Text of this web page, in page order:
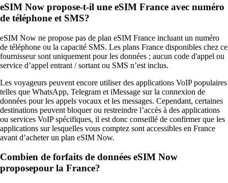
eSIM Now propose-t-il une eSIM France avec numéro
de téléphone et SMS?
eSIM Now ne propose pas de plan eSIM France incluant un numéro
de téléphone ou la capacité SMS. Les plans France disponibles chez ce
fournisseur sont uniquement pour les données ; aucun code d'appel ou
service d’appel entrant / sortant ou SMS n’est inclus.
Les voyageurs peuvent encore utiliser des applications VoIP populaires
telles que WhatsApp, Telegram et iMessage sur la connexion de
données pour les appels vocaux et les messages. Cependant, certaines
destinations peuvent bloquer ou restreindre l’accès à des applications
ou services VoIP spécifiques, il est donc conseillé de confirmer que les
applications sur lesquelles vous comptez sont accessibles en France
avant d’acheter un plan eSIM Now.
Combien de forfaits de données eSIM Now
proposepour la France?